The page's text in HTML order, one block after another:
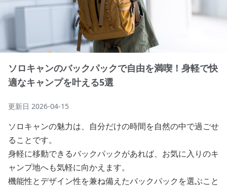
ソロキャンのバックパックで自由を満喫！身軽で快
適なキャンプを叶える5選
更新日 2026-04-15
ソロキャンの魅力は、自分だけの時間を自然の中で過ごせ
ることです。
身軽に移動できるバックパックがあれば、お気に入りのキ
ャンプ地へも気軽に向かえます。
機能性とデザイン性を兼ね備えたバックパックを選ぶこと